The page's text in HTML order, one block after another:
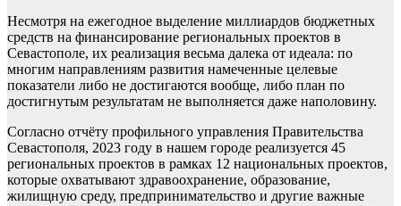
Несмотря на ежегодное выделение миллиардов бюджетных
средств на финансирование региональных проектов в
Севастополе, их реализация весьма далека от идеала: по
многим направлениям развития намеченные целевые
показатели либо не достигаются вообще, либо план по
достигнутым результатам не выполняется даже наполовину.
Согласно отчёту профильного управления Правительства
Севастополя, 2023 году в нашем городе реализуется 45
региональных проектов в рамках 12 национальных проектов,
которые охватывают здравоохранение, образование,
жилищную среду, предпринимательство и другие важные